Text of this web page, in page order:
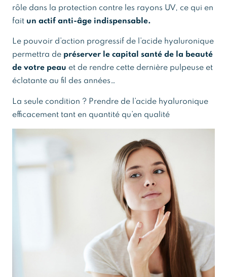
rôle dans la protection contre les rayons UV, ce qui en
fait un actif anti-âge indispensable.
Le pouvoir d’action progressif de l’acide hyaluronique
permettra de préserver le capital santé de la beauté
de votre peau et de rendre cette dernière pulpeuse et
éclatante au fil des années…
La seule condition ? Prendre de l’acide hyaluronique
efficacement tant en quantité qu’en qualité